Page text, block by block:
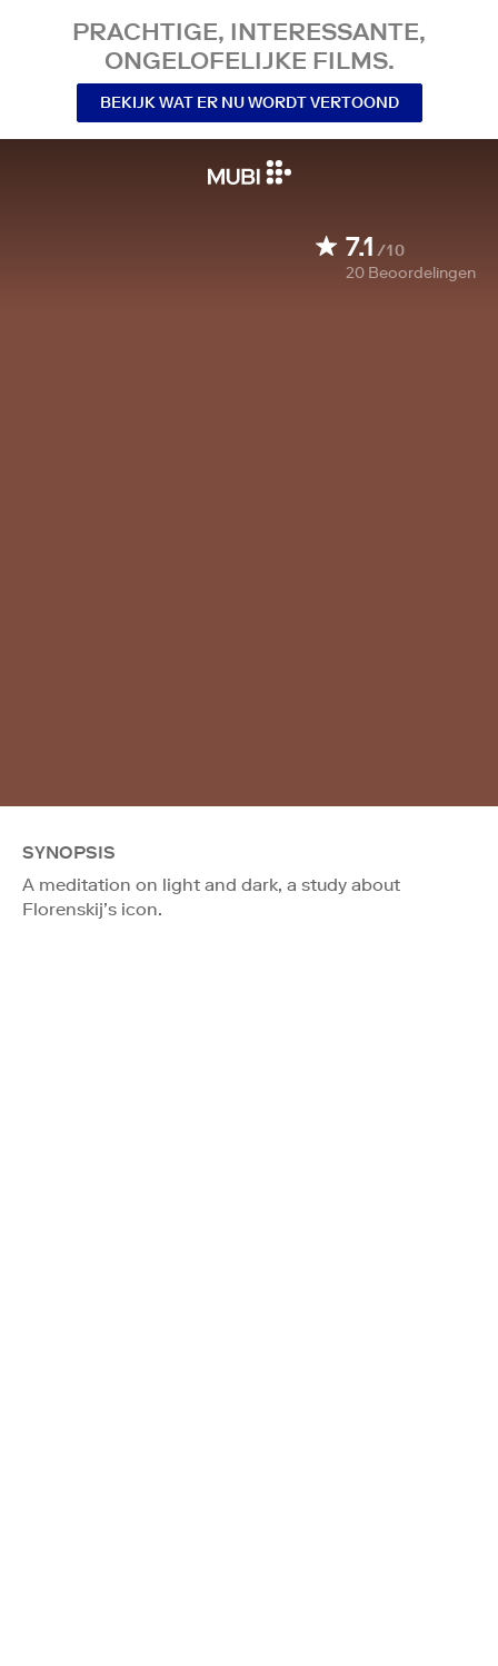
PRACHTIGE, INTERESSANTE,
ONGELOFELIJKE FILMS.
BEKIJK WAT ER NU WORDT VERTOOND
7.1 /10
20 Beoordelingen
SYNOPSIS
A meditation on light and dark, a study about
Florenskij’s icon.